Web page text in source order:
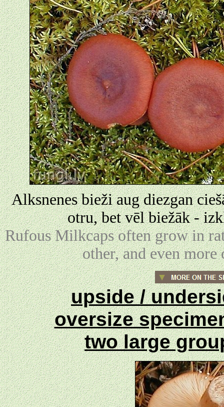
Alksnenes bieži aug diezgan
otru, bet vēl biežāk -
Rufous Milkcaps often grow in
other, and even
upside /
oversize
two large